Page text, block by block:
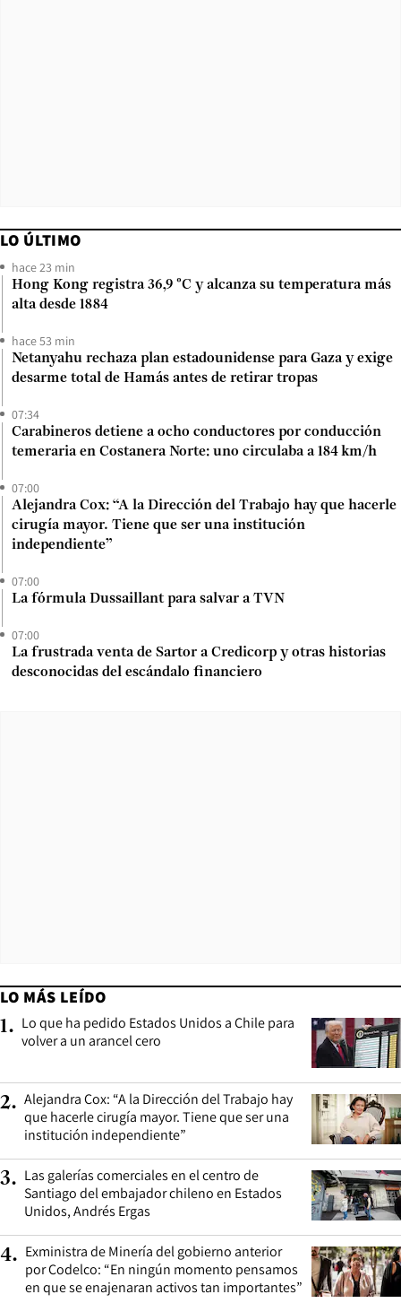
LO ÚLTIMO
hace 23 min
Hong Kong registra 36,9 °C y alcanza su temperatura más
alta desde 1884
hace 53 min
Netanyahu rechaza plan estadounidense para Gaza y exige
desarme total de Hamás antes de retirar tropas
07:34
Carabineros detiene a ocho conductores por conducción
temeraria en Costanera Norte: uno circulaba a 184 km/h
07:00
Alejandra Cox: “A la Dirección del Trabajo hay que hacerle
cirugía mayor. Tiene que ser una institución
independiente”
07:00
La fórmula Dussaillant para salvar a TVN
07:00
La frustrada venta de Sartor a Credicorp y otras historias
desconocidas del escándalo financiero
LO MÁS LEÍDO
1. Lo que ha pedido Estados Unidos a Chile para
volver a un arancel cero
2. Alejandra Cox: “A la Dirección del Trabajo hay
que hacerle cirugía mayor. Tiene que ser una
institución independiente”
3. Las galerías comerciales en el centro de
Santiago del embajador chileno en Estados
Unidos, Andrés Ergas
4. Exministra de Minería del gobierno anterior
por Codelco: “En ningún momento pensamos
en que se enajenaran activos tan importantes”